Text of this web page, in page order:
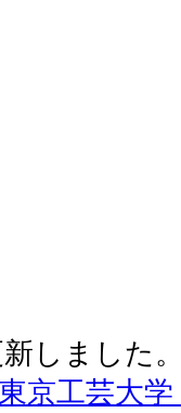
しました
京工芸大